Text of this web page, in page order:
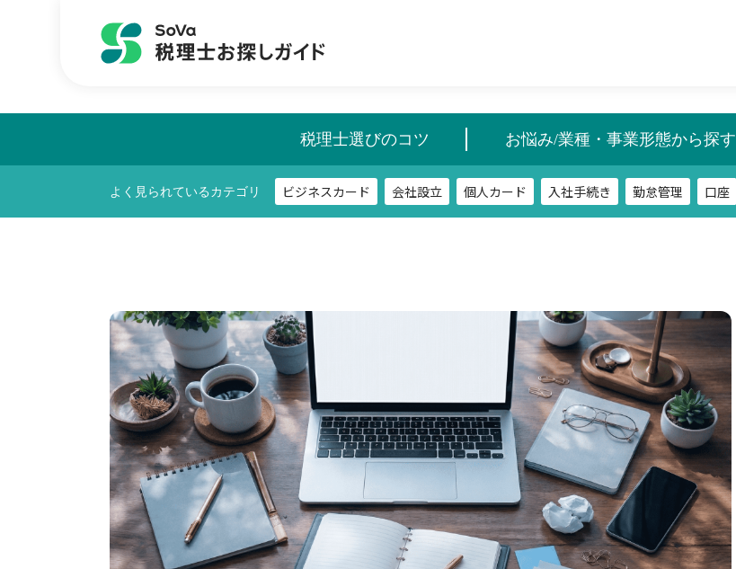
税理士選びのコツ お悩み/業種・事業形態から探す
よく見られているカテゴリ ビジネスカード 会社設立 個人カード 入社手続き 勤怠管理 口座
よく見られているカテゴリ